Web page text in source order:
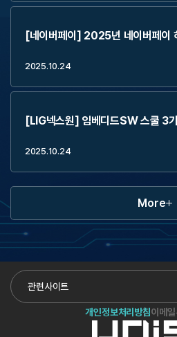
[네이버페이] 2025년 네이버페이
2025.10.24
[LIG넥스원] 임베디드SW 스쿨 3
2025.10.24
More
개인정보처리방침이메
관련사이트